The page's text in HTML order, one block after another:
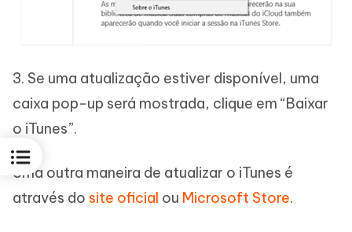
3. Se uma atualização estiver disponível, uma
caixa pop-up será mostrada, clique em “Baixar
o iTunes”.
Uma outra maneira de atualizar o iTunes é
através do site oficial ou Microsoft Store.